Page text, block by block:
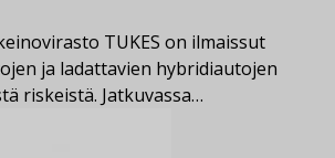
TUKES on ilmaissut
ja ladattavien hybridiautojen
riskeistä. Jatkuvassa…